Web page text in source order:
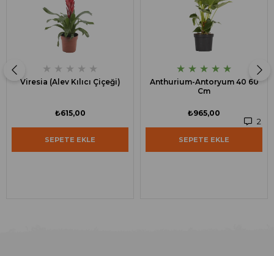
★ ★ ★ ★ ★
Viresia (Alev Kılıcı Çiçeği)
₺615,00
SEPETE EKLE
★ ★ ★ ★ ★
Anthurium-Antoryum 40 60
Cm
2
₺965,00
SEPETE EKLE